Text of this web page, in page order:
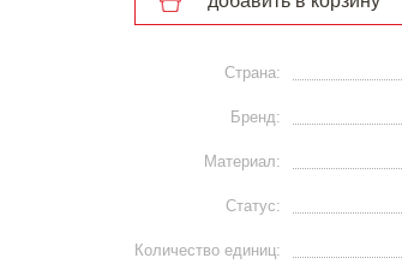
Страна:
Бренд:
Материал:
Статус:
Количество единиц: